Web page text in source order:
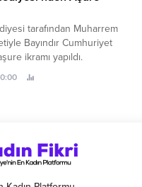
çiftçiye yüzde 75
tarafından Muharrem
Bayındır Cumhuriyet
ikramı yapıldı.
Kadın Platformu